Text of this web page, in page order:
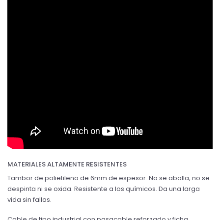
MATERIALES ALTAMENTE RESISTENTES
Tambor de polietileno de 6mm de espesor. No se abolla, no se
despinta ni se oxida. Resistente a los químicos. Da una larga
vida sin fallas.